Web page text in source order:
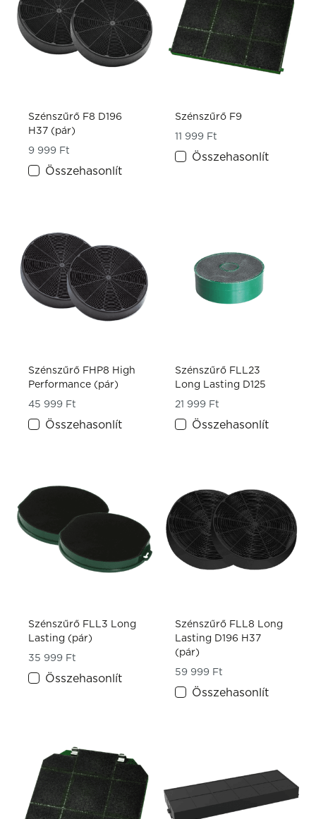
Szénszűrő F8 D196
H37 (pár)
9 999 Ft
Összehasonlít
Szénszűrő F9
11 999 Ft
Összehasonlít
Szénszűrő FHP8 High
Performance (pár)
45 999 Ft
Összehasonlít
Szénszűrő FLL23
Long Lasting D125
21 999 Ft
Összehasonlít
Szénszűrő FLL3 Long
Lasting (pár)
35 999 Ft
Összehasonlít
Szénszűrő FLL8 Long
Lasting D196 H37
(pár)
59 999 Ft
Összehasonlít